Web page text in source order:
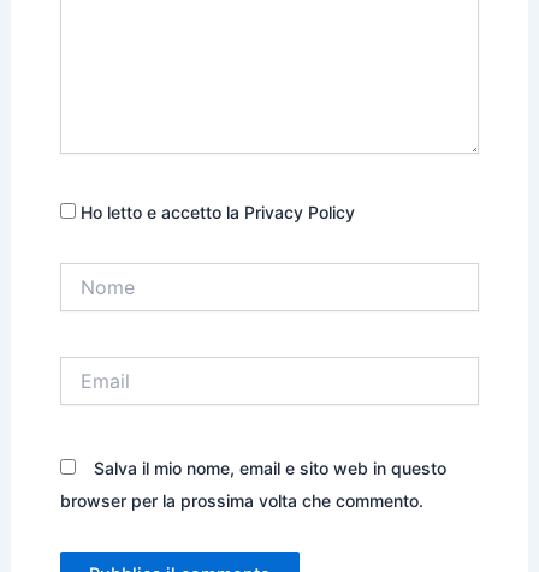
Ho letto e accetto la Privacy Policy
Salva il mio nome, email e sito web in questo
browser per la prossima volta che commento.